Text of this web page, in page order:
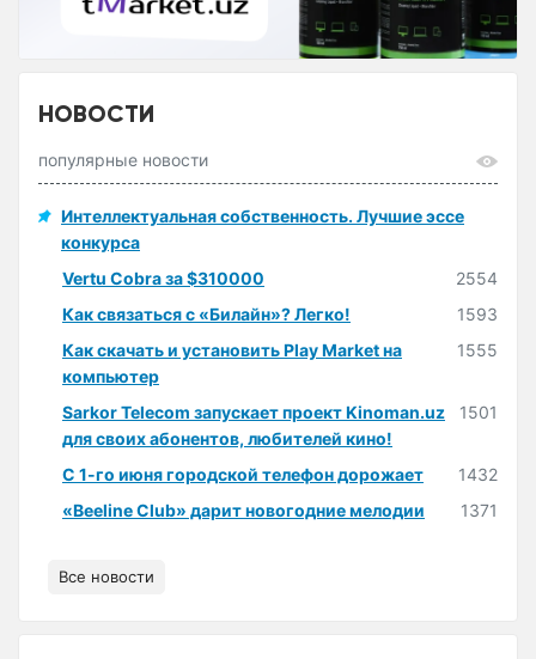
НОВОСТИ
популярные новости
Интеллектуальная собственность. Лучшие эссе
конкурса
Vertu Cobra за $310000
2554
Как связаться с «Билайн»? Легко!
1593
Как скачать и установить Play Market на
компьютер
1555
Sarkor Telecom запускает проект Kinoman.uz
для своих абонентов, любителей кино!
1501
С 1-го июня городской телефон дорожает
1432
«Beeline Club» дарит новогодние мелодии
1371
Все новости